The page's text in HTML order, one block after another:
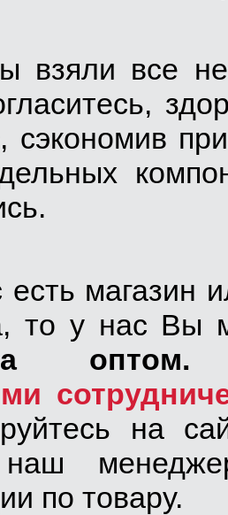
взяли все
сэкономив
магазин
то у нас Вы
оптом.
на
наш
по товару.